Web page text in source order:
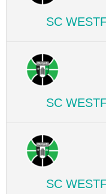
SC
SC
SC